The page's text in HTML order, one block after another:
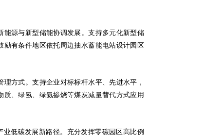
能源与新型储能协调发展。支持多元化新型储
有条件地区依托周边抽水蓄能电站设计园区
方式。支持企业对标标杆水平、先进水平，
、绿氢、绿氨掺烧等煤炭减量替代方式应用
低碳发展新路径。充分发挥零碳园区高比例